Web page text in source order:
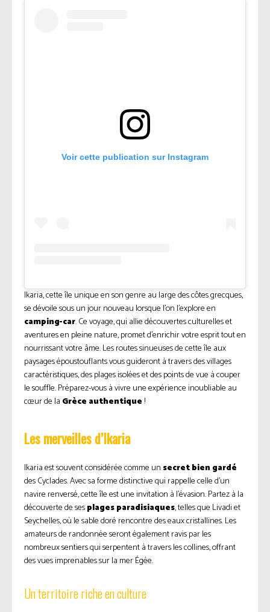
Voir cette publication sur Instagram
Ikaria, cette île unique en son genre au large des côtes grecques,
se dévoile sous un jour nouveau lorsque l’on l’explore en
camping-car. Ce voyage, qui allie découvertes culturelles et
aventures en pleine nature, promet d’enrichir votre esprit tout en
nourrissant votre âme. Les routes sinueuses de cette île aux
paysages époustouflants vous guideront à travers des villages
caractéristiques, des plages isolées et des points de vue à couper
le souffle. Préparez-vous à vivre une expérience inoubliable au
cœur de la Grèce authentique!
Les merveilles d’Ikaria
Ikaria est souvent considérée comme un secret bien gardé
des Cyclades. Avec sa forme distinctive qui rappelle celle d’un
navire renversé, cette île est une invitation à l’évasion. Partez à la
découverte de sesplages paradisiaques, telles que Livadi et
Seychelles, où le sable doré rencontre des eaux cristallines. Les
amateurs de randonnée seront également ravis par les
nombreux sentiers qui serpentent à travers les collines, offrant
des vues imprenables sur la mer Égée.
Un territoire riche en culture